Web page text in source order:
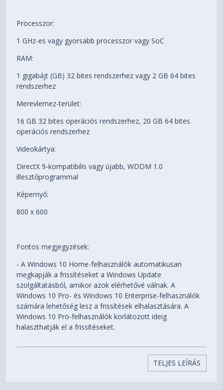
Processzor:
1 GHz-es vagy gyorsabb processzor vagy SoC
RAM:
1 gigabájt (GB) 32 bites rendszerhez vagy 2 GB 64 bites
rendszerhez
Merevlemez-terület:
16 GB 32 bites operációs rendszerhez, 20 GB 64 bites
operációs rendszerhez
Videokártya:
DirectX 9-kompatibilis vagy újabb, WDDM 1.0
illesztőprogrammal
Képernyő:
800 x 600
Fontos megjegyzések:
- A Windows 10 Home-felhasználók automatikusan
megkapják a frissítéseket a Windows Update
szolgáltatásból, amikor azok elérhetővé válnak. A
Windows 10 Pro- és Windows 10 Enterprise-felhasználók
számára lehetőség lesz a frissítések elhalasztására. A
Windows 10 Pro-felhasználók korlátozott ideig
halaszthatják el a frissítéseket.
- A frissítéshez internetkapcsolat szükséges. A Windows 10
nagy méretű fájl – körülbelül 3 GB –, és az
TELJES LEÍRÁS